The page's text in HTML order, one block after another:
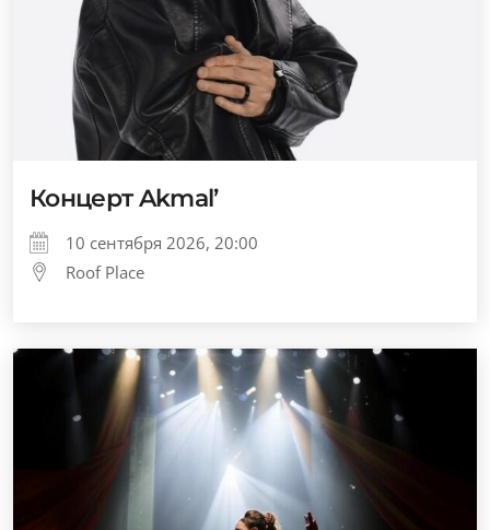
Концерт Akmal’
10 сентября 2026, 20:00
Roof Place